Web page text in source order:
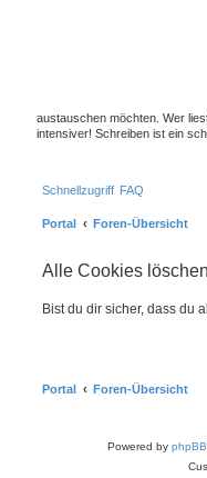
austauschen möchten. Wer
intensiver! Schreiben ist ein
Schnellzugriff FAQ
Portal Foren-Übersicht
Alle Cookies löschen
Bist du dir sicher, dass du
Portal Foren-Übersicht
Powered by phpBB